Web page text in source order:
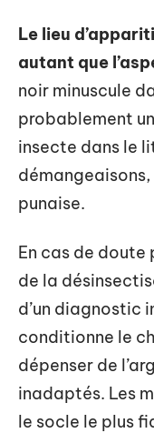
Le lieu
autant que
noir minuscule
probablement
insecte dans le
punaise.
En cas de doute
de la
d’un diagnostic
conditionne le
dépenser de
inadaptés. Les
le socle le plus